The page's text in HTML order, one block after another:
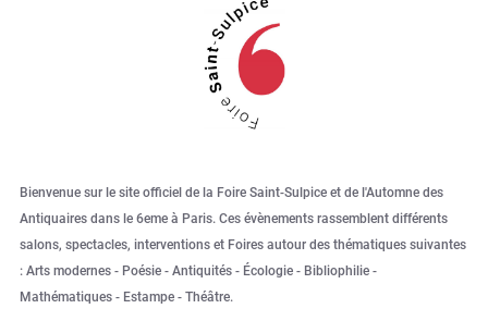
Bienvenue sur le site officiel de la Foire Saint-Sulpice et de l'Automne des
Antiquaires dans le 6eme à Paris. Ces évènements rassemblent différents
salons, spectacles, interventions et Foires autour des thématiques suivantes
: Arts modernes - Poésie - Antiquités - Écologie - Bibliophilie -
Mathématiques - Estampe - Théâtre.